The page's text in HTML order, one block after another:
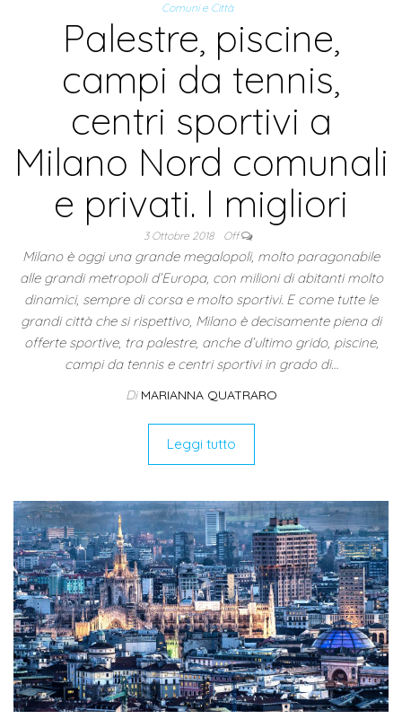
Comuni e Città
Palestre, piscine,
campi da tennis,
centri sportivi a
Milano Nord comunali
e privati. I migliori
3 Ottobre 2018 Off
Milano è oggi una grande megalopoli, molto paragonabile
alle grandi metropoli d’Europa, con milioni di abitanti molto
dinamici, sempre di corsa e molto sportivi. E come tutte le
grandi città che si rispettivo, Milano è decisamente piena di
offerte sportive, tra palestre, anche d’ultimo grido, piscine,
campi da tennis e centri sportivi in grado di…
Di MARIANNA QUATRARO
Leggi tutto